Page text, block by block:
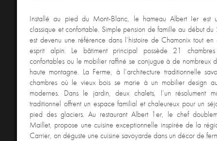
Installé au pied du Mont-Blanc, le hameau Albert Ier est
classique et confortable. Simple pension de famille au début
est devenu une référence dans l’histoire de Chamonix tout en
esprit alpin. Le bâtiment principal possède 21
confortables ou le mobilier raffiné se conjugue à de nombreux
haute montagne. La Ferme, à l’architecture traditionnelle
chambres où le vieux bois se marie à un mobilier design
modernes. Dans le jardin, deux chalets, l’un résolument
traditionnel offrent un espace familial et chaleureux pour un
pied des glaciers. Au restaurant Albert 1er, le chef
Maillet, propose une cuisine exceptionnelle inspirée de la
Carrier, on déguste une cuisine savoyarde dans un décor de